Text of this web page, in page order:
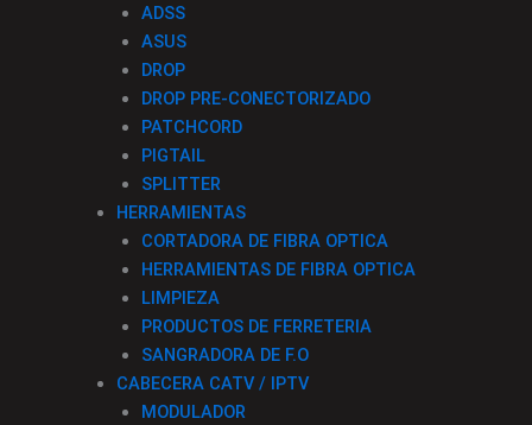
ADSS
ASUS
DROP
DROP PRE-CONECTORIZADO
PATCHCORD
PIGTAIL
SPLITTER
HERRAMIENTAS
CORTADORA DE FIBRA OPTICA
HERRAMIENTAS DE FIBRA OPTICA
LIMPIEZA
PRODUCTOS DE FERRETERIA
SANGRADORA DE F.O
CABECERA CATV / IPTV
MODULADOR